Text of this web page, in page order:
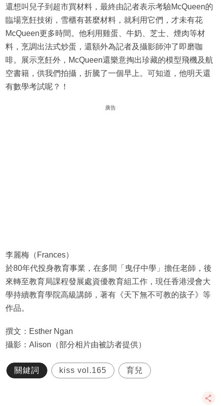
還想叫兒子到超市買材料，最終由記者表示考驗McQueen的
臨場烹飪技術，雪櫃有甚麼材料，就利用它們，才未有花
McQueen更多時間。他利用雞蛋、牛奶、芝士、煙肉等材
料，烹調出法式炒蛋，還額外為記者及攝影師沖了即磨咖
啡。展示烹飪外，McQueen還樂意掏出珍藏的模型飛機及航
空書籍，供我們拍攝，折騰了一個早上。可知道，他明天還
有數學考試呢？！
廣告
李麗梅（Frances）
於80年代投身教育事業，在多間「曳仔中學」擔任老師，後
來轉至教育局課程發展處資優教育組工作，現任香港浸會大
學持續教育學院高級講師，著有《天下無不可教的孩子》等
作品。
撰文：Esther Ngan
攝影：Alison（部分相片由被訪者提供）
關鍵詞 kiss vol.165 育兒